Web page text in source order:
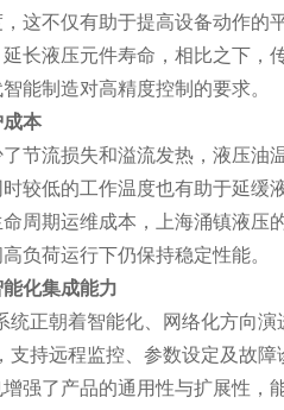
这不仅有助于提高设备动作的
长液压元件寿命，相比之下，
能制造对高精度控制的要求。
本
节流损失和溢流发热，液压油
较低的工作温度也有助于延缓
周期运维成本，上海涌镇液压
负荷运行下仍保持稳定性能。
化集成能力
统正朝着智能化、网络化方向
支持远程监控、参数设定及故
强了产品的通用性与扩展性，